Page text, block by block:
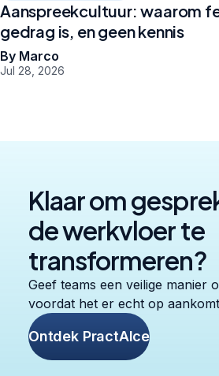
Aanspreekcultuur: waarom
gedrag is, en geen kennis
By Marco
Jul 28, 2026
Klaar om
de werkvloer te
transformeren?
Geef teams een veilige manier
voordat het er echt op
Ontdek PractAIce